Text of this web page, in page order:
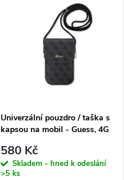
Univerzální pouzdro / taška s
kapsou na mobil - Guess, 4G
580 Kč
Skladem - hned k odeslání
>5 ks